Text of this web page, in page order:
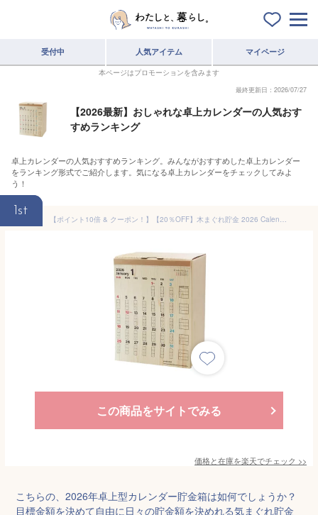
受付中 人気アイテム マイページ
本ページはプロモーションを含みます
最終更新日：2026/07/27
【2026最新】おしゃれな卓上カレンダーの人気おす
すめランキング
卓上カレンダーの人気おすすめランキング。みんながおすすめした卓上カレンダー
をランキング形式でご紹介します。気になる卓上カレンダーをチェックしてみよ
う！
1st
【ポイント10倍 & クーポン！】【20％OFF】木まぐれ貯金 2026 Calendar 卓上カレンダー2026年 ？万円貯まる アルタ 貯金箱型卓上 マネーバンク 令和8年暦 メール便可 シネマコレクション
この商品をサイトでみる
価格と在庫を楽天でチェック >>
こちらの、2026年卓上型カレンダー貯金箱は如何でしょうか？
目標金額を決めて自由に日々の貯金額を決めれる気まぐれ貯金